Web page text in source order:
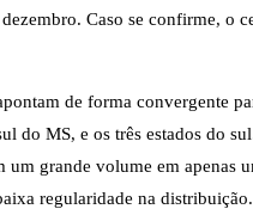
Caso se confirme, o
de forma convergente
do MS, e os três estados do
um grande volume em apenas
regularidade na